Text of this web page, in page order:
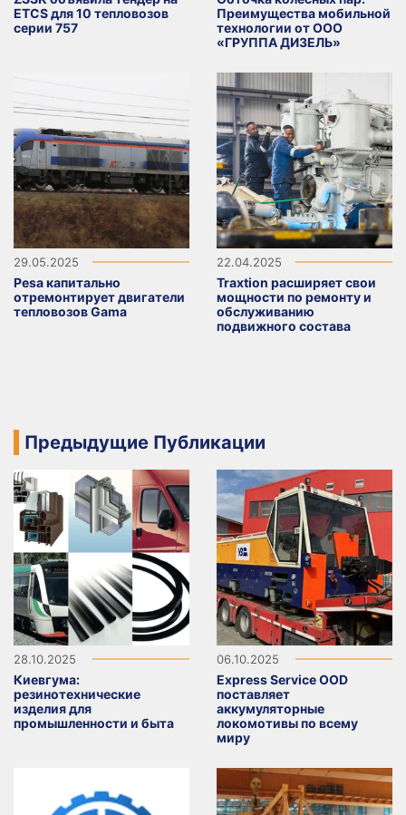
ETCS для 10 тепловозов
серии 757
Преимущества мобильной
технологии от ООО
«ГРУППА ДИЗЕЛЬ»
29.05.2025
Pesa капитально
отремонтирует двигатели
тепловозов Gama
22.04.2025
Traxtion расширяет свои
мощности по ремонту и
обслуживанию
подвижного состава
Предыдущие Публикации
28.10.2025
Киевгума:
резинотехнические
изделия для
промышленности и быта
06.10.2025
Express Service OOD
поставляет
аккумуляторные
локомотивы по всему
миру